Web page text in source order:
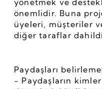
yönetmek ve
önemlidir. Buna
üyeleri, müşteriler
diğer taraflar
Paydaşları
- Paydaşların